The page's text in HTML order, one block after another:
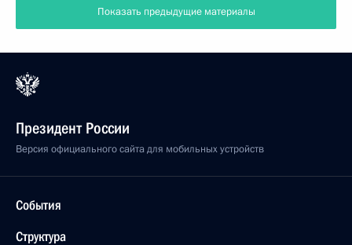
Показать предыдущие материалы
Президент России
Версия официального сайта для мобильных устройств
События
Структура